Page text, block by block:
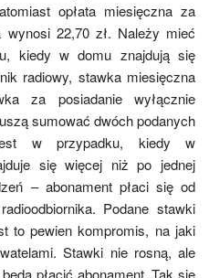
opłata miesięczna za
wynosi 22,70 zł. Należy mieć
kiedy w domu znajdują się
radiowy, stawka miesięczna
za posiadanie wyłącznie
sumować dwóch podanych
w przypadku, kiedy w
się więcej niż po jednej
– abonament płaci się od
Podane stawki
to pewien kompromis, na jaki
Stawki nie rosną, ale
płacić abonament. Tak się